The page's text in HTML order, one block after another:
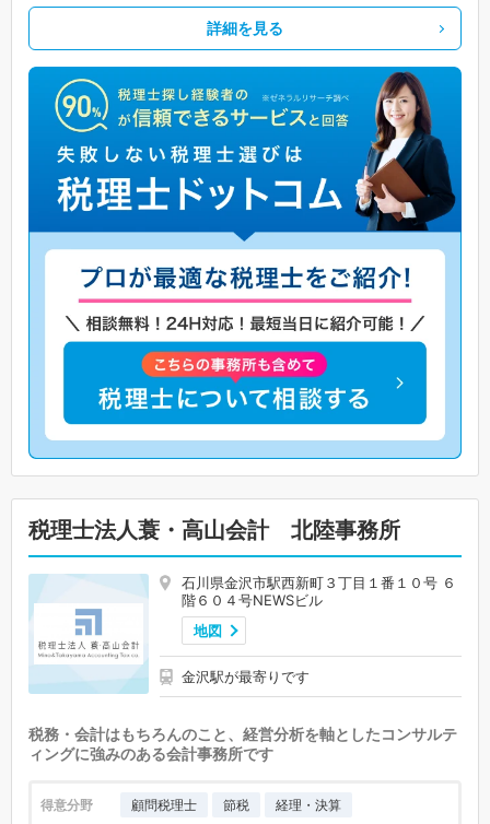
詳細を見る
税理士法人蓑・高山会計 北陸事務所
石川県金沢市駅西新町３丁目１番１０号 ６
階６０４号NEWSビル
地図
金沢駅が最寄りです
税務・会計はもちろんのこと、経営分析を軸としたコンサルテ
ィングに強みのある会計事務所です
得意分野 顧問税理士 節税 経理・決算